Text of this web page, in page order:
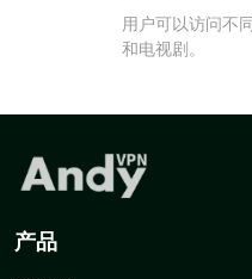
用户可以访问不
和电视剧。
产品